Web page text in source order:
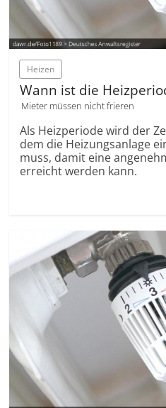
Heizen
Wann ist die
Mieter müssen nicht frieren
Als Heizperiode wird der
dem die Heizungsanlage
muss, damit eine
erreicht werden kann.